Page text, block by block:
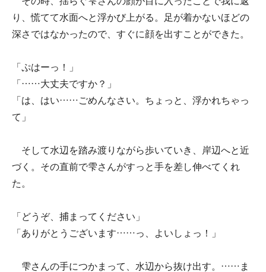
り、慌てて水面へと浮かび上がる。足が着かないほどの
深さではなかったので、すぐに顔を出すことができた。
「ぷはーっ！」
「……大丈夫ですか？」
「は、はい……ごめんなさい。ちょっと、浮かれちゃっ
て」
そして水辺を踏み渡りながら歩いていき、岸辺へと近
づく。その直前で雫さんがすっと手を差し伸べてくれ
た。
「どうぞ、捕まってください」
「ありがとうございます……っ、よいしょっ！」
雫さんの手につかまって、水辺から抜け出す。……ま